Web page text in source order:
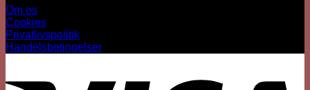
Om os
Cookies
Privatlivspolitik
Handelsbetingelser